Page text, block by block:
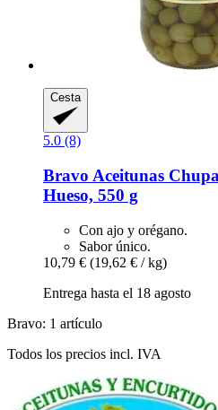
Cesta
5.0 (8)
Bravo Aceitunas
Hueso, 550 g
Con ajo y orégano.
Sabor único.
10,79 € (19,62 € / kg)
Entrega hasta el 18 agosto
Bravo: 1 artículo
Todos los precios incl. IVA